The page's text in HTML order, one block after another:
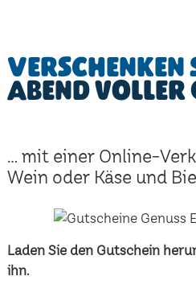
Verschenken
Abend voller
... mit einer Online-
Wein oder Käse und
Laden Sie den Gutschein
ihn.